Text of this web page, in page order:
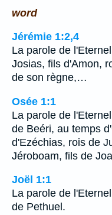
word
Jérémie 1:2,4
La parole de
Josias, fils d'Amon,
de son règne,…
Osée 1:1
La parole de
de Beéri, au temps
d'Ezéchias, rois de
Jéroboam, fils de
Joël 1:1
La parole de
de Pethuel.